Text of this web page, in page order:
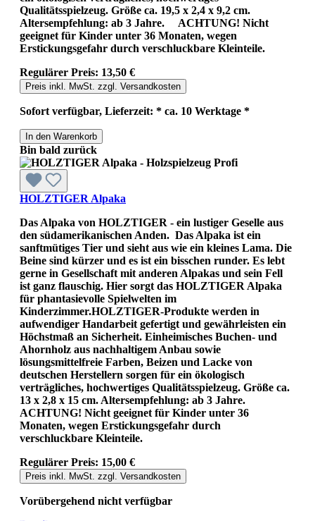
Qualitätsspielzeug. Größe ca. 19,5 x 2,4 x 9,2 cm.
Altersempfehlung: ab 3 Jahre. ACHTUNG! Nicht
geeignet für Kinder unter 36 Monaten, wegen
Erstickungsgefahr durch verschluckbare Kleinteile.
Regulärer Preis: 13,50 €
Preis inkl. MwSt. zzgl. Versandkosten
Sofort verfügbar, Lieferzeit: * ca. 10 Werktage *
In den Warenkorb
Bin bald zurück
HOLZTIGER Alpaka
Das Alpaka von HOLZTIGER - ein lustiger Geselle aus
den südamerikanischen Anden. Das Alpaka ist ein
sanftmütiges Tier und sieht aus wie ein kleines Lama. Die
Beine sind kürzer und es ist ein bisschen runder. Es lebt
gerne in Gesellschaft mit anderen Alpakas und sein Fell
ist ganz flauschig. Hier sorgt das HOLZTIGER Alpaka
für phantasievolle Spielwelten im
Kinderzimmer.HOLZTIGER-Produkte werden in
aufwendiger Handarbeit gefertigt und gewährleisten ein
Höchstmaß an Sicherheit. Einheimisches Buchen- und
Ahornholz aus nachhaltigem Anbau sowie
lösungsmittelfreie Farben, Beizen und Lacke von
deutschen Herstellern sorgen für ein ökologisch
verträgliches, hochwertiges Qualitätsspielzeug. Größe ca.
13 x 2,8 x 15 cm. Altersempfehlung: ab 3 Jahre.
ACHTUNG! Nicht geeignet für Kinder unter 36
Monaten, wegen Erstickungsgefahr durch
verschluckbare Kleinteile.
Regulärer Preis: 15,00 €
Preis inkl. MwSt. zzgl. Versandkosten
Vorübergehend nicht verfügbar